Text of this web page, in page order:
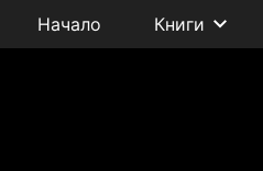
Начало Книги